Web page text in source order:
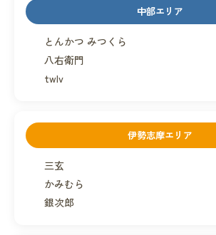
中部エリア
とんかつ みつくら
八右衛門
twlv
伊勢志摩エリア
三玄
かみむら
銀次郎